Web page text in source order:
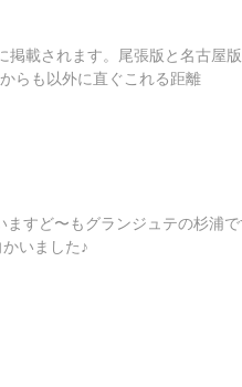
載されます。尾張版と名古屋
らも以外に直ぐこれる距離
すど〜もグランジュテの杉浦で
いました♪